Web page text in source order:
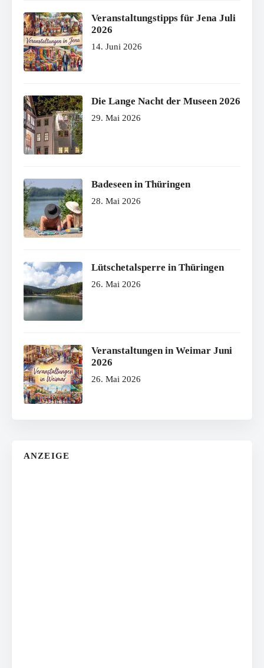
Veranstaltungstipps für Jena Juli
2026
14. Juni 2026
Die Lange Nacht der Museen 2026
29. Mai 2026
Badeseen in Thüringen
28. Mai 2026
Lütschetalsperre in Thüringen
26. Mai 2026
Veranstaltungen in Weimar Juni
2026
26. Mai 2026
ANZEIGE